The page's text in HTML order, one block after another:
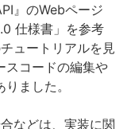
』のWebページ
仕様書」を参考
ュートリアルを見
スコードの編集や
ました。
などは、実装に関